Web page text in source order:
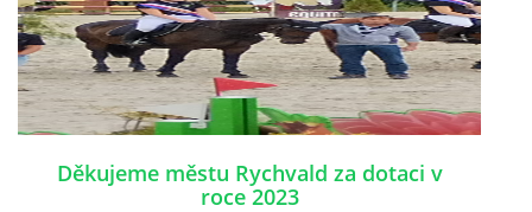
Děkujeme městu Rychvald za dotaci v
roce 2023